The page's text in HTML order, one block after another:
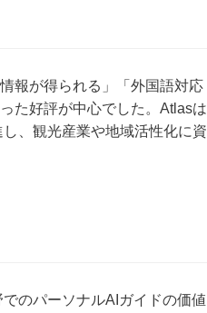
報が得られる」「外国語対応
た好評が中心でした。Atlasは
、観光産業や地域活性化に資
のパーソナルAIガイドの価値